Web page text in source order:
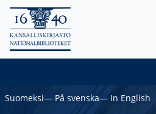
Suomeksi― På svenska― In English